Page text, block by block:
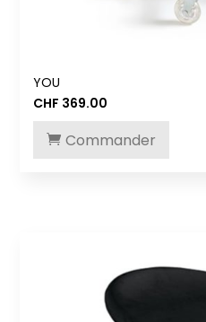
YOU
CHF 369.00
Commander